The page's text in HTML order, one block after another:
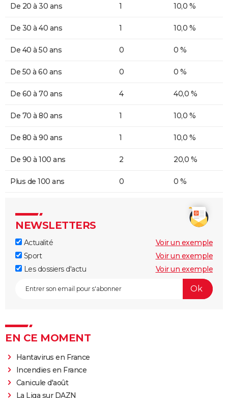
De 20 à 30 ans 1 10,0 %
De 30 à 40 ans 1 10,0 %
De 40 à 50 ans 0 0 %
De 50 à 60 ans 0 0 %
De 60 à 70 ans 4 40,0 %
De 70 à 80 ans 1 10,0 %
De 80 à 90 ans 1 10,0 %
De 90 à 100 ans 2 20,0 %
Plus de 100 ans 0 0 %
NEWSLETTERS
Actualité
Voir un exemple
Sport
Voir un exemple
Les dossiers d'actu
Voir un exemple
EN CE MOMENT
Hantavirus en France
Incendies en France
Canicule d'août
La Liga sur DAZN